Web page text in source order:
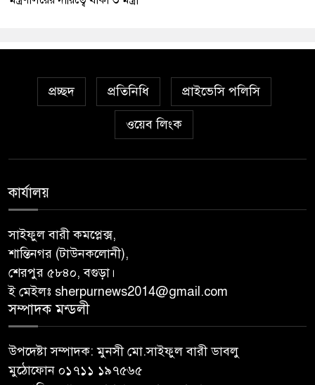
প্রচ্ছদ প্রতিনিধি প্রাইভেসি পলিসি
ওয়েব লিংক
কার্যালয়
সাইফুল বারী কমপ্লেক্স,
শান্তিনগর (টাউনকলোনী),
শেরপুর ৫৮৪০, বগুড়া।
ই মেইলঃ sherpurnews2014@gmail.com
সম্পাদক মন্ডলী
উপদেষ্টা সম্পাদক: মুনসী মো.সাইফুল বারী ডাবলু
মুঠোফোন ০১৭১১ ১৯৭৫৬৫